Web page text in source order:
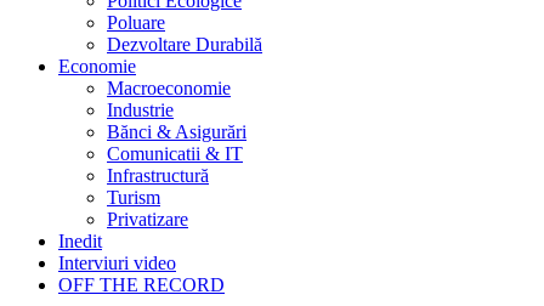
Poluare
Dezvoltare Durabilă
Economie
Macroeconomie
Industrie
Bănci & Asigurări
Comunicatii & IT
Infrastructură
Turism
Privatizare
Inedit
Interviuri video
OFF THE RECORD